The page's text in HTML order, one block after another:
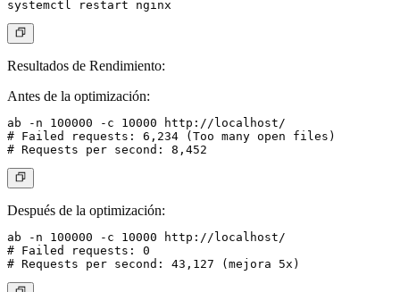
Resultados de Rendimiento:
Antes de la optimización:
ab -n 100000 -c 10000 http://localhost/
# Failed requests: 6,234 (Too many open files)
Después de la optimización:
ab -n 100000 -c 10000 http://localhost/
# Failed requests: 0